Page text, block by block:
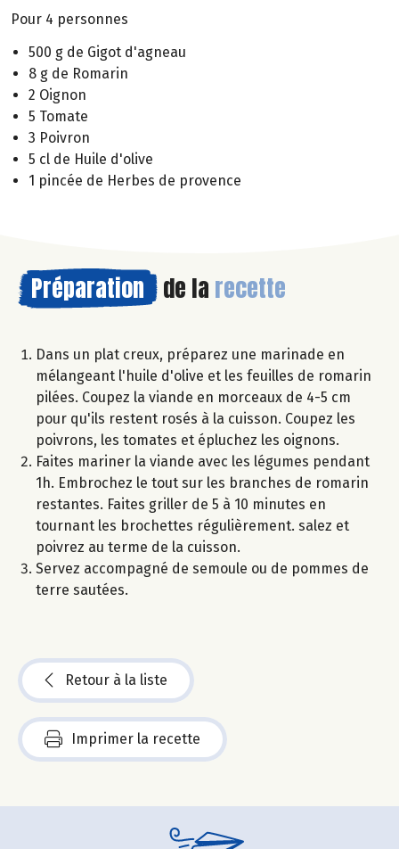
Pour 4 personnes
500 g de Gigot d'agneau
8 g de Romarin
2 Oignon
5 Tomate
3 Poivron
5 cl de Huile d'olive
1 pincée de Herbes de provence
Préparation de la recette
Dans un plat creux, préparez une marinade en
mélangeant l'huile d'olive et les feuilles de romarin
pilées. Coupez la viande en morceaux de 4-5 cm
pour qu'ils restent rosés à la cuisson. Coupez les
poivrons, les tomates et épluchez les oignons.
Faites mariner la viande avec les légumes pendant
1h. Embrochez le tout sur les branches de romarin
restantes. Faites griller de 5 à 10 minutes en
tournant les brochettes régulièrement. salez et
poivrez au terme de la cuisson.
Servez accompagné de semoule ou de pommes de
terre sautées.
Retour à la liste
Imprimer la recette